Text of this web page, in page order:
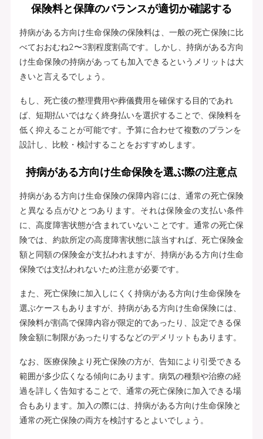
保険料と保障のバランスが適切か確認する
持病がある方向け生命保険の保険料は、一般の死亡保険に比
べておおむね2〜3割程度割高です。しかし、持病がある方向
け生命保険の持病があっても加入できるというメリットは大
きいと言えるでしょう。
もし、死亡後の整理費用や葬儀費用を確保する目的であれ
ば、短期払いではなく終身払いを選択することで、保険料を
低く抑えることが可能です。予算に合わせて複数のプランを
設計し、比較・検討することをおすすめします。
持病がある方向け生命保険を選ぶ際の注意点
持病がある方向け生命保険の保障内容には、通常の死亡保険
と異なる点がひとつあります。それは保険金の支払い条件
に、高度障害状態が含まれていないことです。通常の死亡保
険では、約款所定の高度障害状態に該当すれば、死亡保険金
額と同額の保険金が支払われますが、持病がある方向け生命
保険では支払われないため注意が必要です。
また、死亡保険に加入しにくく持病がある方向け生命保険を
選ぶケースもありますが、持病がある方向け生命保険には、
保険料が割高で保障内容が限定的であったり、設定できる保
険金額に制限があったりするなどのデメリットもあります。
なお、医療保険より死亡保険の方が、告知により引受できる
範囲が多少広くなる傾向にあります。病気の種類や治療の経
過を詳しく告知することで、通常の死亡保険に加入できる場
合もあります。加入の際には、持病がある方向け生命保険と
通常の死亡保険の両方を検討するとよいでしょう。